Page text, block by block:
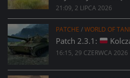
21:09, 2 LIPCA 2026
PATCHE /WORLD OF
Patch 2.3.1:
16:15, 29 CZERWCA 2026